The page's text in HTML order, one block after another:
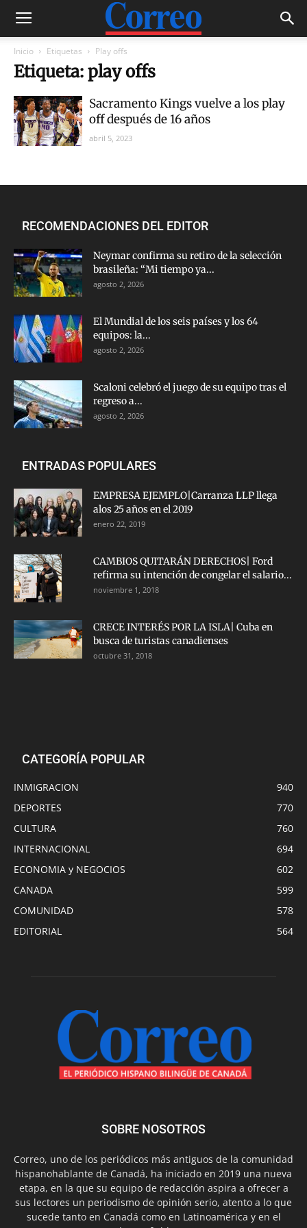
Inicio Etiquetas Play offs
Etiqueta: play offs
Sacramento Kings vuelve a los play
off después de 16 años
abril 5, 2023
RECOMENDACIONES DEL EDITOR
Neymar confirma su retiro de la selección
brasileña: “Mi tiempo ya...
agosto 2, 2026
El Mundial de los seis países y los 64
equipos: la...
agosto 2, 2026
Scaloni celebró el juego de su equipo tras el
regreso a...
agosto 2, 2026
ENTRADAS POPULARES
EMPRESA EJEMPLO|Carranza LLP llega
alos 25 años en el 2019
enero 22, 2019
CAMBIOS QUITARÁN DERECHOS| Ford
refirma su intención de congelar el salario...
noviembre 1, 2018
CRECE INTERÉS POR LA ISLA| Cuba en
busca de turistas canadienses
octubre 31, 2018
CATEGORÍA POPULAR
INMIGRACION
940
DEPORTES
770
CULTURA
760
INTERNACIONAL
694
ECONOMIA y NEGOCIOS
602
CANADA
599
COMUNIDAD
578
EDITORIAL
564
SOBRE NOSOTROS
Correo, uno de los periódicos más antiguos de la comunidad
hispanohablante de Canadá, ha iniciado en 2019 una nueva
etapa, en la que su equipo de redacción aspira a ofrecer a
sus lectores un periodismo de opinión serio, atento a lo que
sucede tanto en Canadá como en Latinoamérica y en el